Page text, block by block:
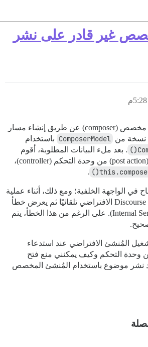
غير قادر على نشر
لقد قمت بتنفيذ مُنشئ مخصص (composer) عن طريق إنشاء مسار
نسخة من ComposerModel باستخدام
. بعد ملء البيانات المطلوبة، أقوم
بتشغيل الإجراء التالي (post action) من وحدة التحكم (controller)،
.
في الواجهة الخلفية؛ ومع ذلك، أثناء عملية
الحفظ، يتم فتح مُنشئ Discourse الافتراضي تلقائيًا ثم يعرض خطأ
خادم داخلي (Internal Server Error). على الرغم من هذا الخطأ، يتم
المُنشئ الافتراضي عند استدعاء
وحدة التحكم وكيف يمكنني منع فتح
نشر موضوع باستخدام المُنشئ المخصص